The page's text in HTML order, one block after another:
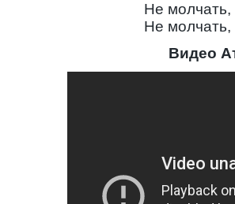
Не молчать,
Не молчать,
Видео